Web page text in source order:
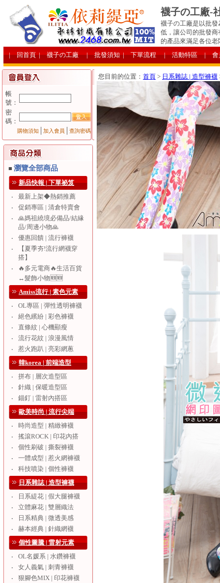
襪子の工廠-
襪子の工廠是以批
低，讓公司的批發
的產品來滿足各位老
| 回首頁 | 襪子の工廠 | 批發須知 | 下單流程 | 活動特區 | 會
帳
號：
密
碼：
購物須知 加入會員 查詢密碼
■ 瀏覽全部商品
新品快報 | 下單祕笈
‧
最新上架◆熱銷推薦
‧
促銷專區 | 清倉特賣會
‧
🙏媽祖繞境必備品/結緣
品/周邊小物🙏
‧
優惠回饋 | 流行褲襪
‧
【夏季夯!流行網襪穿
搭】
‧
🔥多元電商🔥生活百貨
↔️髮飾小物🆕🆕
Amiss流行 | 素色元素
‧
OL專區 | 彈性透明褲襪
‧
絕色繽紛 | 彩色褲襪
‧
直條紋 | 心機顯瘦
‧
流行花紋 | 浪漫風情
‧
惹火跑趴 | 亮彩網蔥
韓korea | 前端造型
‧
拼布 | 層次造型區
‧
針織 | 保暖造型區
‧
錨釘 | 雷射內搭區
歐美時尚 | 流行尖端
‧
時尚造型 | 精緻褲襪
‧
搖滾ROCK | 印花內搭
‧
個性刷破 | 撕裂褲襪
‧
一體成型 | 惹火網褲襪
‧
科技噴染 | 個性褲襪
日系雜誌 | 造型褲襪
‧
日系緹花 | 假大腿褲襪
‧
立體麻花 | 雙層織法
‧
日系精典 | 微透美感
‧
赫本經典 | 針織網襪
個性圖騰 | 雷射元素
‧
OL名媛系 | 水鑽褲襪
‧
女人義氣 | 刺青褲襪
‧
狠腳色MIX | 印花褲襪
您目前的位置： 首頁 > 日系雜誌 | 造型褲襪